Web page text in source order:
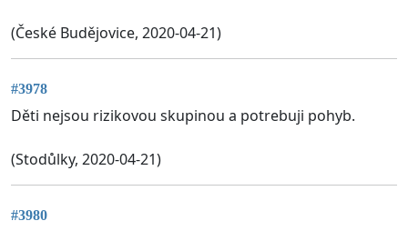
(České Budějovice, 2020-04-21)
#3978
Děti nejsou rizikovou skupinou a potrebuji pohyb.
(Stodůlky, 2020-04-21)
#3980